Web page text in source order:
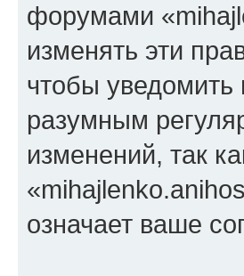
форумами
изменять эти
чтобы
разумным
изменений, так
означает ваше